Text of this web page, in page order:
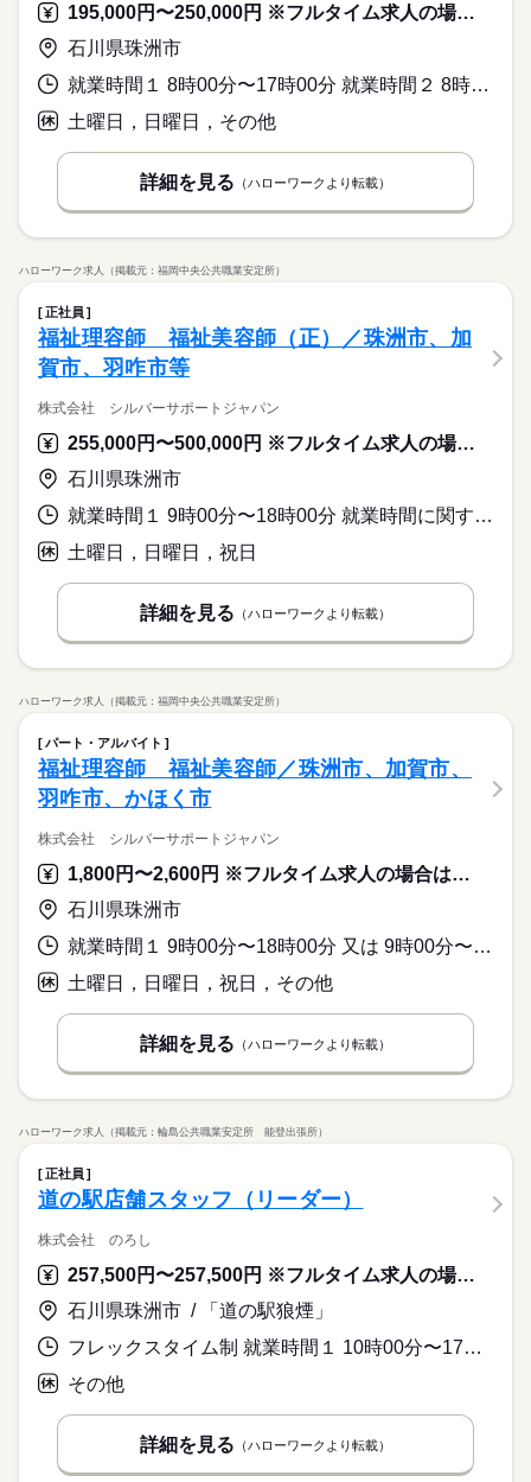
195,000円〜250,000円 ※フルタイム求人の場合は月額（換算額）、パート求人の場合は時間額を表示しています。
石川県珠洲市
就業時間１ 8時00分〜17時00分 就業時間２ 8時00分〜15時00分 就業時間に関する特記事項 （２）は、月～金曜日で祝日の場合の勤務時間帯となります。
土曜日，日曜日，その他
詳細を見る （ハローワークより転載）
ハローワーク求人（掲載元：福岡中央公共職業安定所）
正社員
福祉理容師 福祉美容師（正）／珠洲市、加
賀市、羽咋市等
株式会社 シルバーサポートジャパン
255,000円〜500,000円 ※フルタイム求人の場合は月額（換算額）、パート求人の場合は時間額を表示しています。
石川県珠洲市
就業時間１ 9時00分〜18時00分 就業時間に関する特記事項 直行、直帰のお仕事になります。
土曜日，日曜日，祝日
詳細を見る （ハローワークより転載）
ハローワーク求人（掲載元：福岡中央公共職業安定所）
パート・アルバイト
福祉理容師 福祉美容師／珠洲市、加賀市、
羽咋市、かほく市
株式会社 シルバーサポートジャパン
1,800円〜2,600円 ※フルタイム求人の場合は月額（換算額）、パート求人の場合は時間額を表示しています。
石川県珠洲市
就業時間１ 9時00分〜18時00分 又は 9時00分〜18時00分の時間の間の2時間以上 就業時間に関する特記事項 直行、直帰のお仕事になります。好きな曜日、時間で働けます。
土曜日，日曜日，祝日，その他
詳細を見る （ハローワークより転載）
ハローワーク求人（掲載元：輪島公共職業安定所 能登出張所）
正社員
道の駅店舗スタッフ（リーダー）
株式会社 のろし
257,500円〜257,500円 ※フルタイム求人の場合は月額（換算額）、パート求人の場合は時間額を表示しています。
石川県珠洲市 / 「道の駅狼煙」
フレックスタイム制 就業時間１ 10時00分〜17時00分 就業時間２ 7時30分〜15時00分 就業時間に関する特記事項 ■フレックスタイム制；始業及び終業の時刻は労働者の決定に委ね
その他
詳細を見る （ハローワークより転載）